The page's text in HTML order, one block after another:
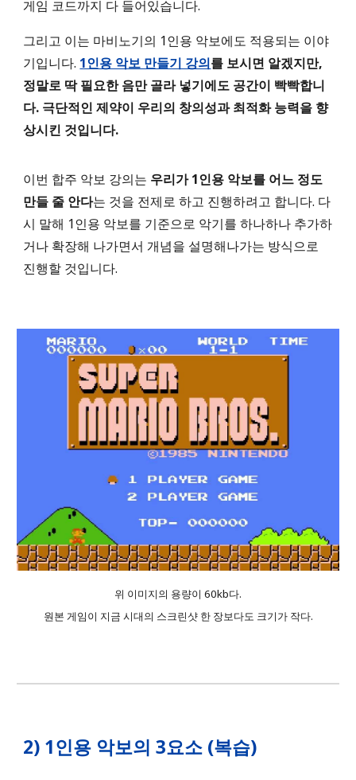
게임 코드까지 다 들어있습니다.
그리고 이는 마비노기의 1인용 악보에도 적용되는 이야
기입니다. 1인용 악보 만들기 강의를 보시면 알겠지만,
정말로 딱 필요한 음만 골라 넣기에도 공간이 빡빡합니
다. 극단적인 제약이 우리의 창의성과 최적화 능력을 향
상시킨 것입니다.
이번 합주 악보 강의는 우리가 1인용 악보를 어느 정도
만들 줄 안다는 것을 전제로 하고 진행하려고 합니다. 다
시 말해 1인용 악보를 기준으로 악기를 하나하나 추가하
거나 확장해 나가면서 개념을 설명해나가는 방식으로
진행할 것입니다.
위 이미지의 용량이 60kb다.
원본 게임이 지금 시대의 스크린샷 한 장보다도 크기가 작다.
2) 1인용 악보의 3요소 (복습)